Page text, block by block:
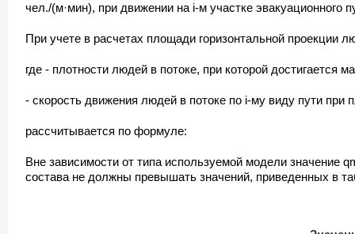
чел./(м·мин), при движении на i-м участке эвакуационного
При учете в расчетах площади горизонтальной проекции
где - плотности людей в потоке, при которой достигается
- скорость движения людей в потоке по i-му виду пути при
рассчитывается по формуле:
Вне зависимости от типа используемой модели значение
состава не должны превышать значений, приведенных в